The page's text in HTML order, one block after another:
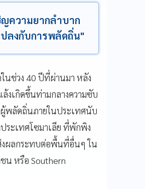
ญความยากลำบาก
ปลงกับการพลัดถิ่น"
นช่วง 40 ปีที่ผ่านมา หลัง
เกิดขึ้นท่ามกลางความซับ
พลัดถิ่นภายในประเทศนับ
ระเทศโซมาเลีย ที่พักพิง
งผลกระทบต่อพื้นที่อื่นๆ ใน
น หรือ Southern